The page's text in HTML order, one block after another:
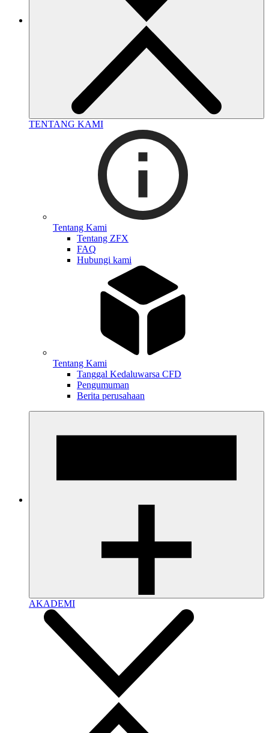
TENTANG KAMI
Tentang Kami
Tentang ZFX
FAQ
Hubungi kami
Tentang Kami
Tanggal Kedaluwarsa CFD
Pengumuman
Berita perusahaan
AKADEMI